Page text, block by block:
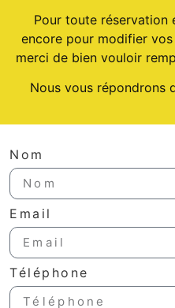
Pour toute réservation
encore pour modifier
merci de bien vouloir
Nous vous répondrons
Nom
Email
Téléphone